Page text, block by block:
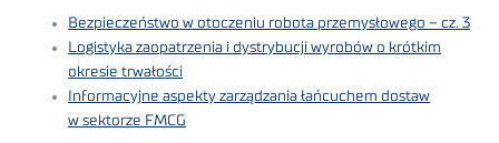
Bezpieczeństwo w otoczeniu robota przemysłowego – cz. 3
Logistyka zaopatrzenia i dystrybucji wyrobów o krótkim
okresie trwałości
Informacyjne aspekty zarządzania łańcuchem dostaw
w sektorze FMCG